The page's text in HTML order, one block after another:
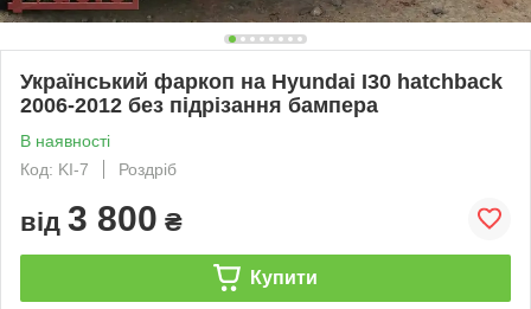
Український фаркоп на Hyundai I30 hatchback
2006-2012 без підрізання бампера
В наявності
Код: KI-7
Роздріб
від 3 800 ₴
Купити